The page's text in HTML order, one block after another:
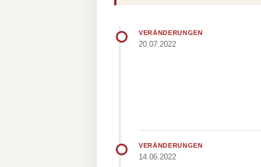
VERÄNDERUNGEN
20.07.2022
VERÄNDERUNGEN
14.06.2022